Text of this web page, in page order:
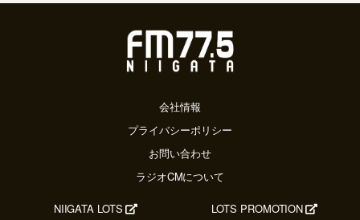
会社情報
プライバシーポリシー
お問い合わせ
ラジオCMについて
NIIGATA LOTS LOTS PROMOTION